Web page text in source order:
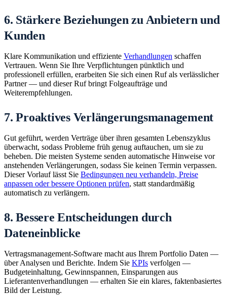
6. Stärkere Beziehungen zu Anbietern und
Kunden
Klare Kommunikation und effiziente Verhandlungen schaffen
Vertrauen. Wenn Sie Ihre Verpflichtungen pünktlich und
professionell erfüllen, erarbeiten Sie sich einen Ruf als verlässlicher
Partner — und dieser Ruf bringt Folgeaufträge und
Weiterempfehlungen.
7. Proaktives Verlängerungsmanagement
Gut geführt, werden Verträge über ihren gesamten Lebenszyklus
überwacht, sodass Probleme früh genug auftauchen, um sie zu
beheben. Die meisten Systeme senden automatische Hinweise vor
anstehenden Verlängerungen, sodass Sie keinen Termin verpassen.
Dieser Vorlauf lässt Sie Bedingungen neu verhandeln, Preise
anpassen oder bessere Optionen prüfen, statt standardmäßig
automatisch zu verlängern.
8. Bessere Entscheidungen durch
Dateneinblicke
Vertragsmanagement-Software macht aus Ihrem Portfolio Daten —
über Analysen und Berichte. Indem Sie KPIs verfolgen —
Budgeteinhaltung, Gewinnspannen, Einsparungen aus
Lieferantenverhandlungen — erhalten Sie ein klares, faktenbasiertes
Bild der Leistung.